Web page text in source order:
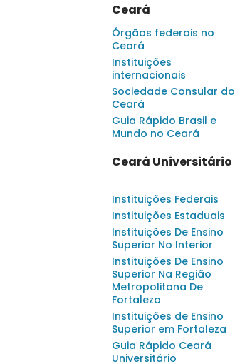
Ceará
Órgãos federais no
Ceará
Instituições
internacionais
Sociedade Consular do
Ceará
Guia Rápido Brasil e
Mundo no Ceará
Ceará Universitário
Instituições Federais
Instituições Estaduais
Instituições De Ensino
Superior No Interior
Instituições De Ensino
Superior Na Região
Metropolitana De
Fortaleza
Instituições de Ensino
Superior em Fortaleza
Guia Rápido Ceará
Universitário